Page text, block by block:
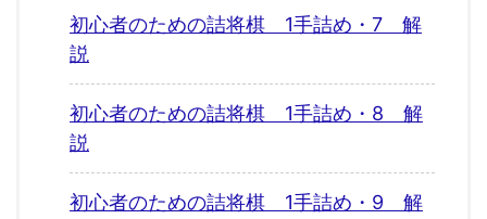
初心者のための詰将棋 1手詰め・7 解
説
初心者のための詰将棋 1手詰め・8 解
説
初心者のための詰将棋 1手詰め・9 解